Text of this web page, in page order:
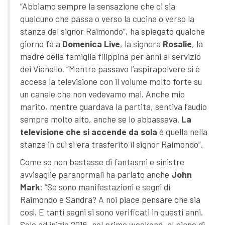
“Abbiamo sempre la sensazione che ci sia
qualcuno che passa o verso la cucina o verso la
stanza del signor Raimondo”, ha spiegato qualche
giorno fa a Domenica Live, la signora Rosalie, la
madre della famiglia filippina per anni al servizio
dei Vianello. “Mentre passavo l’aspirapolvere si è
accesa la televisione con il volume molto forte su
un canale che non vedevamo mai. Anche mio
marito, mentre guardava la partita, sentiva l’audio
sempre molto alto, anche se lo abbassava. La
televisione che si accende da sola è quella nella
stanza in cui si era trasferito il signor Raimondo”.
Come se non bastasse di fantasmi e sinistre
avvisaglie paranormali ha parlato anche John
Mark: “Se sono manifestazioni e segni di
Raimondo e Sandra? A noi piace pensare che sia
così. E tanti segni si sono verificati in questi anni.